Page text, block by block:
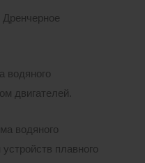
водяного
двигателей.
водяного
плавного